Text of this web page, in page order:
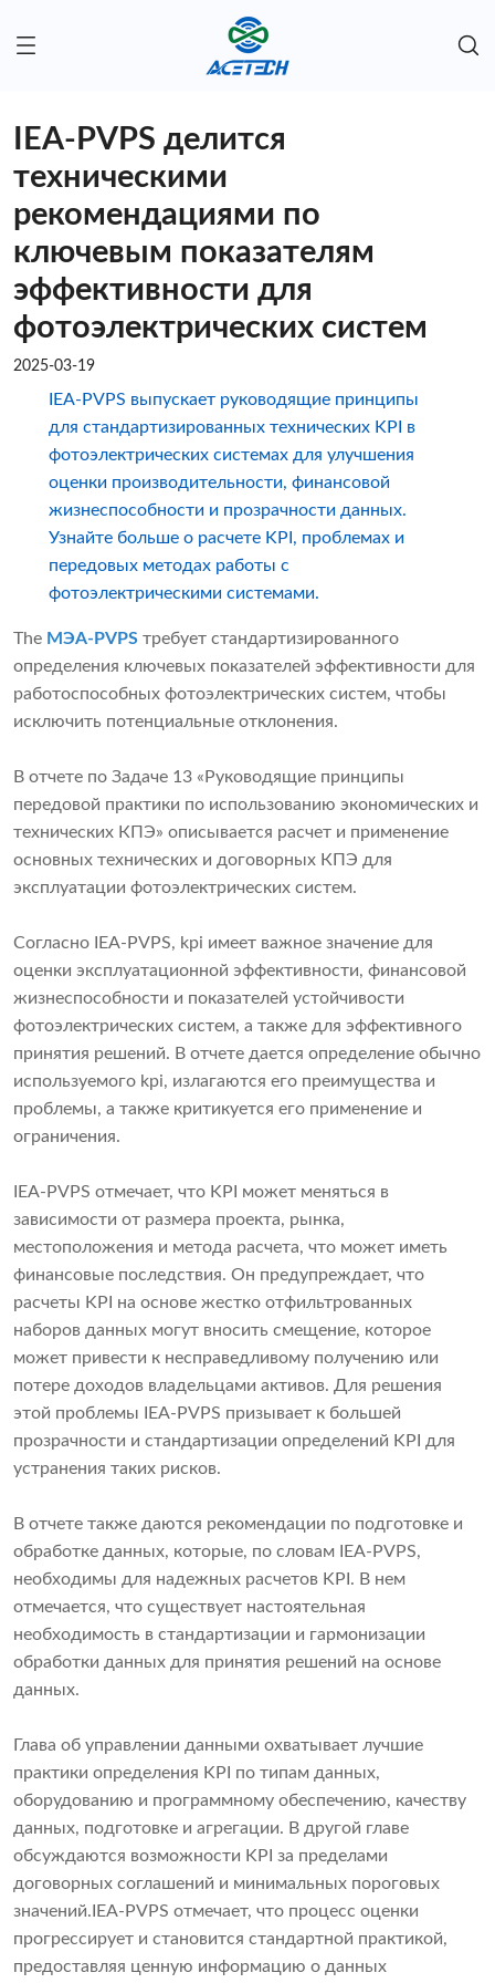
IEA-PVPS делится
техническими
рекомендациями по
ключевым показателям
эффективности для
фотоэлектрических систем
2025-03-19
IEA-PVPS выпускает руководящие принципы
для стандартизированных технических KPI в
фотоэлектрических системах для улучшения
оценки производительности, финансовой
жизнеспособности и прозрачности данных.
Узнайте больше о расчете KPI, проблемах и
передовых методах работы с
фотоэлектрическими системами.
The МЭА-PVPS требует стандартизированного
определения ключевых показателей эффективности для
работоспособных фотоэлектрических систем, чтобы
исключить потенциальные отклонения.
В отчете по Задаче 13 «Руководящие принципы
передовой практики по использованию экономических и
технических КПЭ» описывается расчет и применение
основных технических и договорных КПЭ для
эксплуатации фотоэлектрических систем.
Согласно IEA-PVPS, kpi имеет важное значение для
оценки эксплуатационной эффективности, финансовой
жизнеспособности и показателей устойчивости
фотоэлектрических систем, а также для эффективного
принятия решений. В отчете дается определение обычно
используемого kpi, излагаются его преимущества и
проблемы, а также критикуется его применение и
ограничения.
IEA-PVPS отмечает, что KPI может меняться в
зависимости от размера проекта, рынка,
местоположения и метода расчета, что может иметь
финансовые последствия. Он предупреждает, что
расчеты KPI на основе жестко отфильтрованных
наборов данных могут вносить смещение, которое
может привести к несправедливому получению или
потере доходов владельцами активов. Для решения
этой проблемы IEA-PVPS призывает к большей
прозрачности и стандартизации определений KPI для
устранения таких рисков.
В отчете также даются рекомендации по подготовке и
обработке данных, которые, по словам IEA-PVPS,
необходимы для надежных расчетов KPI. В нем
отмечается, что существует настоятельная
необходимость в стандартизации и гармонизации
обработки данных для принятия решений на основе
данных.
Глава об управлении данными охватывает лучшие
практики определения KPI по типам данных,
оборудованию и программному обеспечению, качеству
данных, подготовке и агрегации. В другой главе
обсуждаются возможности KPI за пределами
договорных соглашений и минимальных пороговых
значений.IEA-PVPS отмечает, что процесс оценки
прогрессирует и становится стандартной практикой,
предоставляя ценную информацию о данных